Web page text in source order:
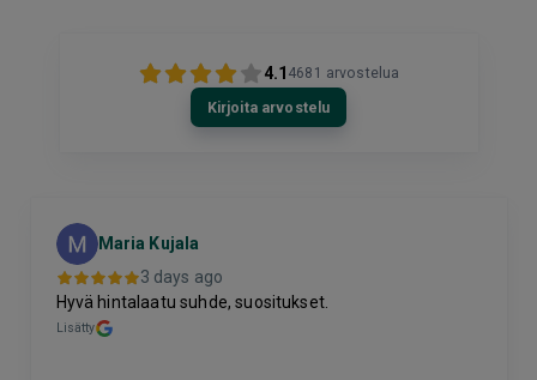
4.1 4681 arvostelua
Kirjoita arvostelu
Maria Kujala
3 days ago
Hyvä hintalaatu suhde, suositukset.
Lisätty